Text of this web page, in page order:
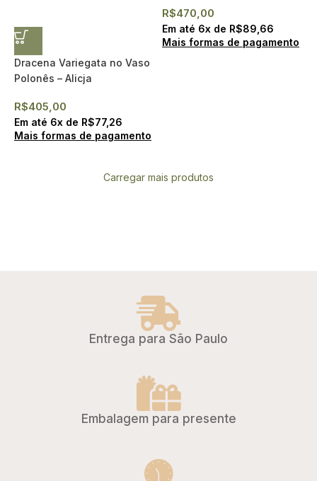
Dracena Variegata no Vaso
Polonês – Alicja
R$405,00
Em até 6x de R$77,26
Mais formas de pagamento
R$470,00
Em até 6x de R$89,66
Mais formas de pagamento
Carregar mais produtos
Entrega para São Paulo
Embalagem para presente